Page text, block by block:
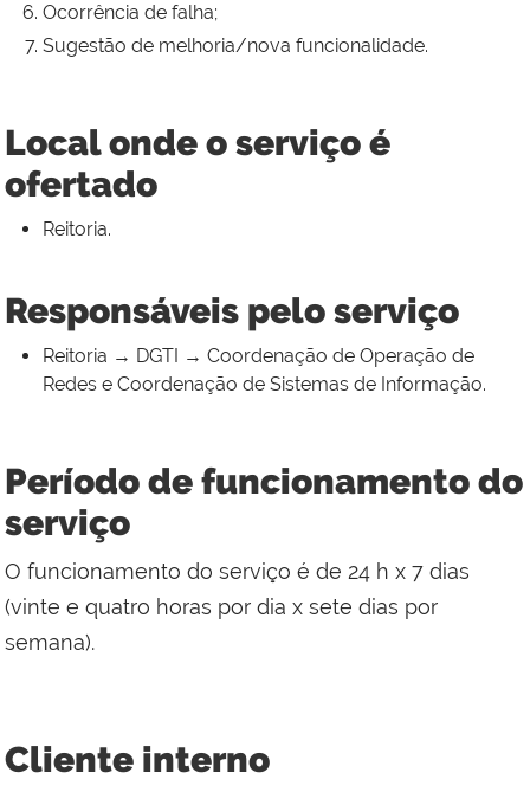
Ocorrência de falha;
Sugestão de melhoria/nova funcionalidade.
Local onde o serviço é
ofertado
Reitoria.
Responsáveis pelo serviço
Reitoria → DGTI → Coordenação de Operação de
Redes e Coordenação de Sistemas de Informação.
Período de funcionamento do
serviço
O funcionamento do serviço é de 24 h x 7 dias
(vinte e quatro horas por dia x sete dias por
semana).
Cliente interno